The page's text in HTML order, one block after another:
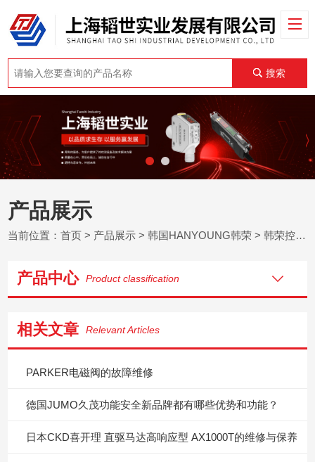
搜索
产品展示
当前位置：首页 > 产品展示 >韩国HANYOUNG韩荣 >韩荣控制器
产品中心 Product classification
相关文章 Relevant Articles
PARKER电磁阀的故障维修
德国JUMO久茂功能安全新品牌都有哪些优势和功能？
日本CKD喜开理 直驱马达高响应型 AX1000T的维修与保养